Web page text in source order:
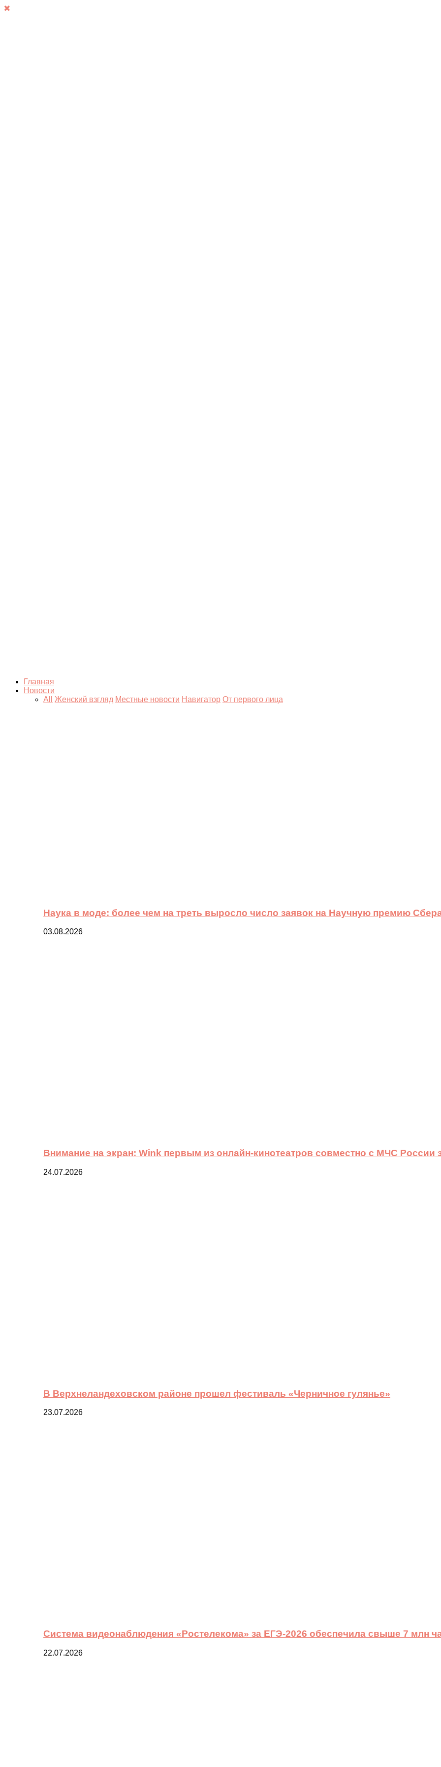
Главная
Новости
All
Женский взгляд Местные новости Навигатор От первого лица
Наука в моде: более чем на треть выросло число заявок на Научную премию
03.08.2026
Внимание на экран: Wink первым из онлайн-кинотеатров совместно с МЧС России
24.07.2026
В Верхнеландеховском районе прошел фестиваль «Черничное гулянье»
23.07.2026
Система видеонаблюдения «Ростелекома» за ЕГЭ-2026 обеспечила свыше 7 млн
22.07.2026